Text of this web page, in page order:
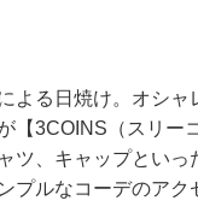
よる日焼け。オシ
【3COINS（スリー
ツ、キャップとい
プルなコーデのアク